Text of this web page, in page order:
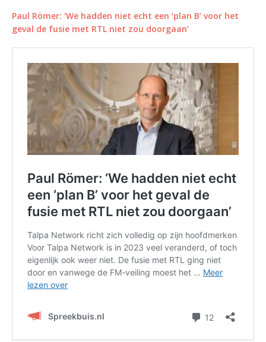
Paul Römer: ‘We hadden niet echt een ‘plan B’ voor het
geval de fusie met RTL niet zou doorgaan’